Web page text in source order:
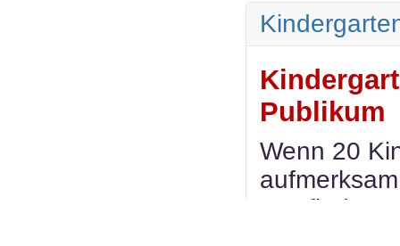
Publikum
Wenn 20
stattfinden.